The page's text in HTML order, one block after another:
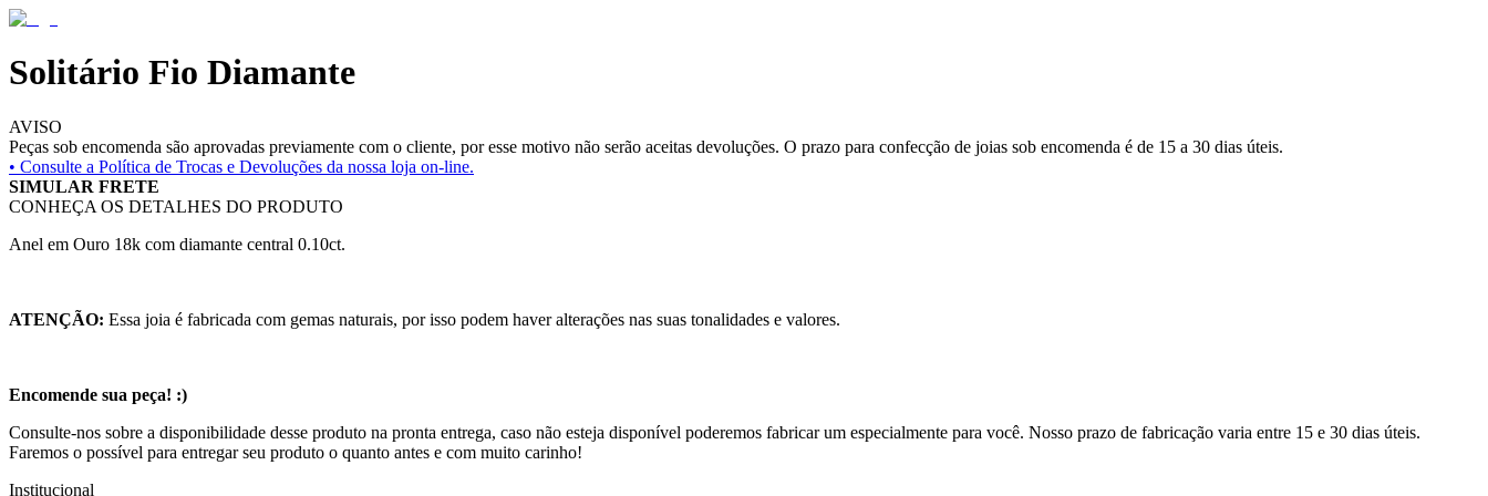
Solitário Fio Diamante
AVISO
Peças sob encomenda são aprovadas previamente com o cliente, por esse motivo não serão aceitas devoluções. O prazo para confecção de joias sob encomenda é de 15 a 30 dias úteis.
• Consulte a Política de Trocas e Devoluções da nossa loja on-line.
SIMULAR FRETE
CONHEÇA OS DETALHES DO PRODUTO
Anel em Ouro 18k com diamante central 0.10ct.
ATENÇÃO: Essa joia é fabricada com gemas naturais, por isso podem haver alterações nas suas tonalidades e valores.
Encomende sua peça! :)
Consulte-nos sobre a disponibilidade desse produto na pronta entrega, caso não esteja disponível poderemos fabricar um especialmente para você. Nosso prazo de fabricação varia entre 15 e 30 dias úteis.
Faremos o possível para entregar seu produto o quanto antes e com muito carinho!
Institucional